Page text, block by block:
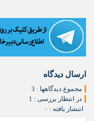
ارسال دیدگاه
مجموع دیدگاهها : 3
در انتظار بررسی : 1
انتشار یافته : ۰